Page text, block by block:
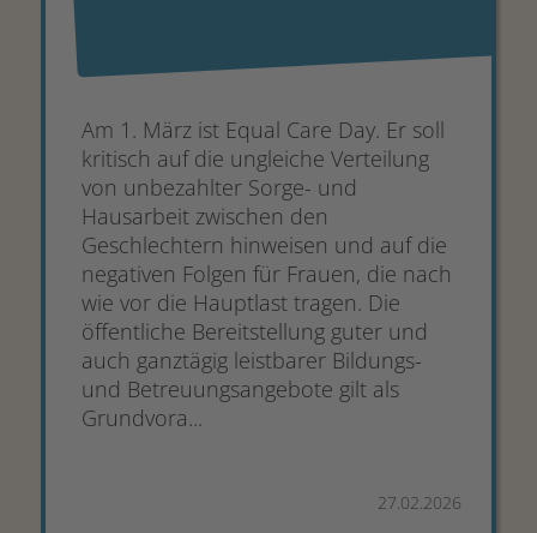
Am 1. März ist Equal Care Day. Er soll
kritisch auf die ungleiche Verteilung
von unbezahlter Sorge- und
Hausarbeit zwischen den
Geschlechtern hinweisen und auf die
negativen Folgen für Frauen, die nach
wie vor die Hauptlast tragen. Die
öffentliche Bereitstellung guter und
auch ganztägig leistbarer Bildungs-
und Betreuungsangebote gilt als
Grundvora...
27.02.2026